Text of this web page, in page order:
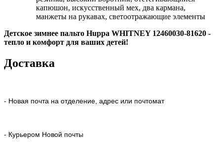
капюшон, искусственный мех, два кармана,
манжеты на рукавах, светоотражающие элементы
Детское зимнее пальто Huppa WHITNEY 12460030-81620 -
тепло и комфорт для ваших детей!
Доставка
- Новая почта на отделение, адрес или почтомат
- Курьером Новой почты